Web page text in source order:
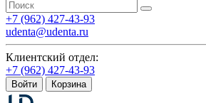
+7 (962) 427-43-93
udenta@udenta.ru
Клиентский отдел:
+7 (962) 427-43-93
Войти Корзина